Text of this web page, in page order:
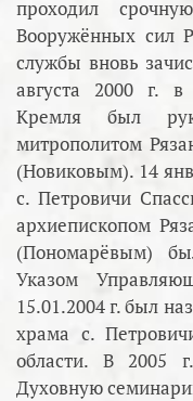
проходил
Вооружённых сил
службы вновь
августа 2000 г. в
Кремля был
митрополитом
(Новиковым). 14
с. Петровичи
архиепископом
(Пономарёвым)
Указом
15.01.2004 г. был
храма с.
области. В 2005
Духовную